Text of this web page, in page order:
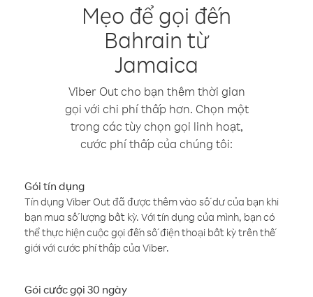
Mẹo để gọi đến
Bahrain từ
Jamaica
Viber Out cho bạn thêm thời gian
gọi với chi phí thấp hơn. Chọn một
trong các tùy chọn gọi linh hoạt,
cước phí thấp của chúng tôi:
Gói tín dụng
Tín dụng Viber Out đã được thêm vào số dư của bạn khi
bạn mua số lượng bất kỳ. Với tín dụng của mình, bạn có
thể thực hiện cuộc gọi đến số điện thoại bất kỳ trên thế
giới với cước phí thấp của Viber.
Gói cước gọi 30 ngày